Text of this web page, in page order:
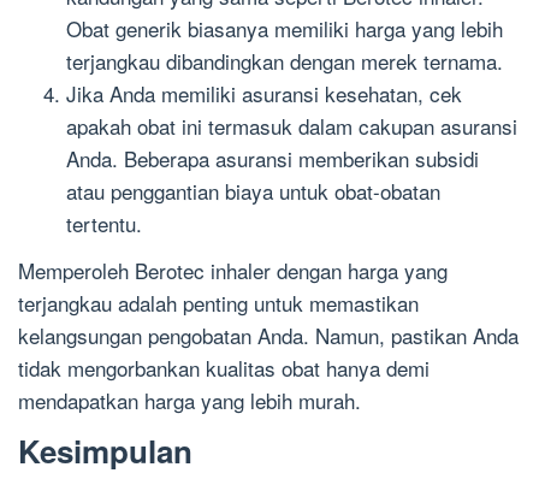
Obat generik biasanya memiliki harga yang lebih
terjangkau dibandingkan dengan merek ternama.
Jika Anda memiliki asuransi kesehatan, cek
apakah obat ini termasuk dalam cakupan asuransi
Anda. Beberapa asuransi memberikan subsidi
atau penggantian biaya untuk obat-obatan
tertentu.
Memperoleh Berotec inhaler dengan harga yang
terjangkau adalah penting untuk memastikan
kelangsungan pengobatan Anda. Namun, pastikan Anda
tidak mengorbankan kualitas obat hanya demi
mendapatkan harga yang lebih murah.
Kesimpulan